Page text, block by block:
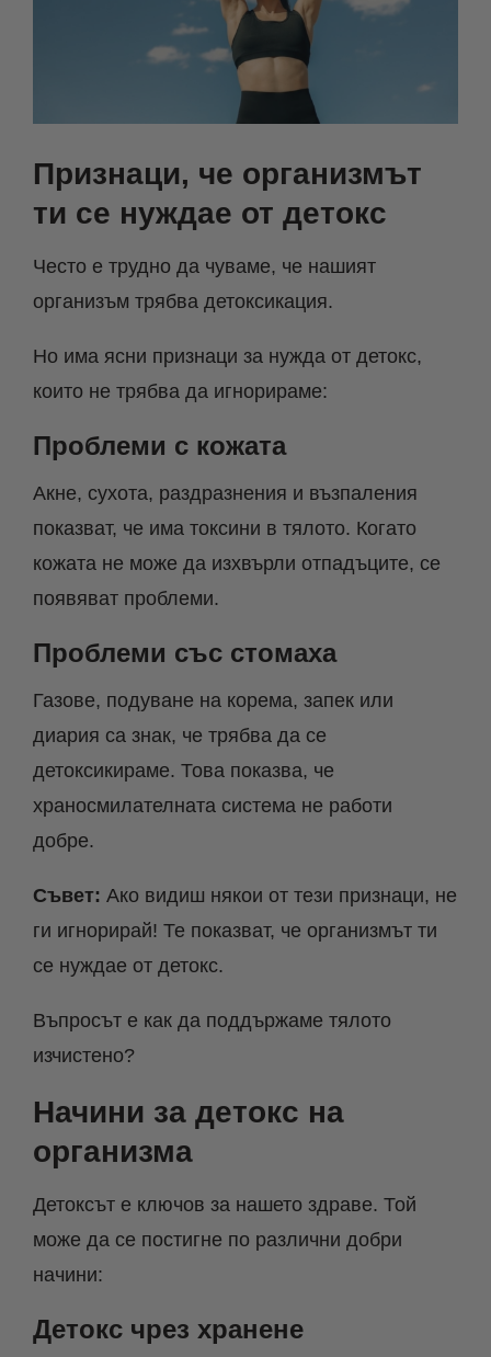
Признаци, че организмът
ти се нуждае от детокс
Често е трудно да чуваме, че нашият
организъм трябва детоксикация.
Но има ясни признаци за нужда от детокс,
които не трябва да игнорираме:
Проблеми с кожата
Акне, сухота, раздразнения и възпаления
показват, че има токсини в тялото. Когато
кожата не може да изхвърли отпадъците, се
появяват проблеми.
Проблеми със стомаха
Газове, подуване на корема, запек или
диария са знак, че трябва да се
детоксикираме. Това показва, че
храносмилателната система не работи
добре.
Съвет: Ако видиш някои от тези признаци, не
ги игнорирай! Те показват, че организмът ти
се нуждае от детокс.
Въпросът е как да поддържаме тялото
изчистено?
Начини за детокс на
организма
Детоксът е ключов за нашето здраве. Той
може да се постигне по различни добри
начини:
Детокс чрез хранене